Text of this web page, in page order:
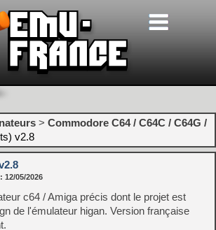
> Commodore C64 / C64C / C64G /
v2.8
12/05/2026
c64 / Amiga précis dont le projet est
de l'émulateur higan. Version française